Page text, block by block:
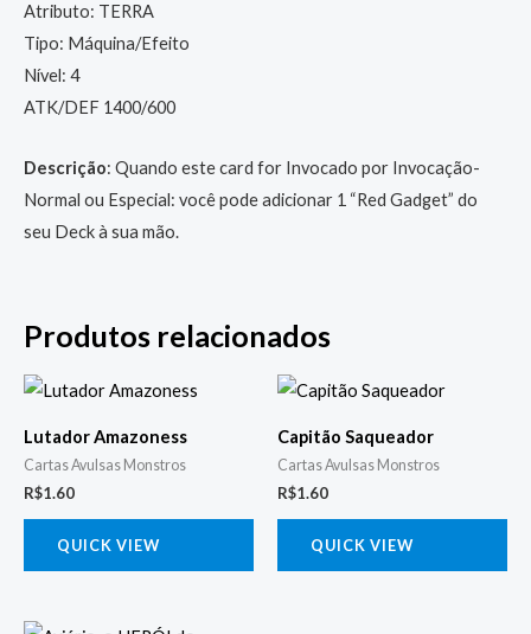
Atributo: TERRA
Tipo: Máquina/Efeito
Nível: 4
ATK/DEF 1400/600
Descrição: Quando este card for Invocado por Invocação-
Normal ou Especial: você pode adicionar 1 “Red Gadget” do
seu Deck à sua mão.
Produtos relacionados
Lutador Amazoness
Cartas Avulsas Monstros
R$1.60
QUICK VIEW
Capitão Saqueador
Cartas Avulsas Monstros
R$1.60
QUICK VIEW